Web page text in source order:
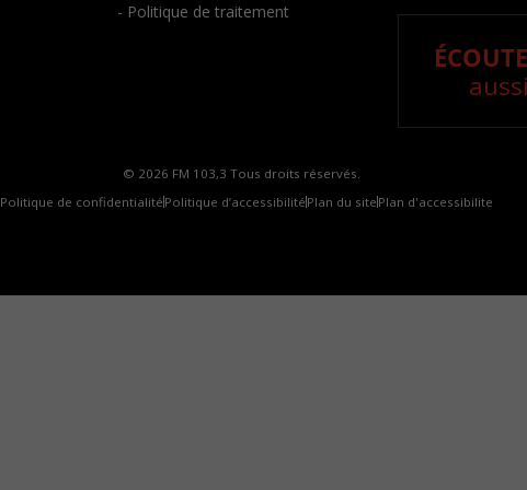
- Politique de traitement
© 2026 FM 103,3 Tous droits réservés.
Politique de confidentialité Politique d’accessibilité Plan du site Plan d'accessibilite